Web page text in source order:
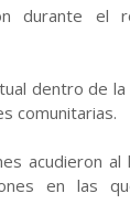
durante el
dentro de la
comunitarias.
acudieron al
en las